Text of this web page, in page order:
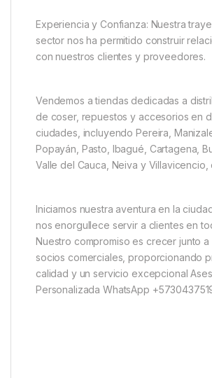
Experiencia y Confianza: Nuestra
sector nos ha permitido construir
con nuestros clientes y proveedores.
Vendemos a tiendas dedicadas a
de coser, repuestos y accesorios en
ciudades, incluyendo Pereira,
Popayán, Pasto, Ibagué, Cartagena,
Valle del Cauca, Neiva y Villavicencio,
Iniciamos nuestra aventura en la
nos enorgullece servir a clientes en
Nuestro compromiso es crecer junto a
socios comerciales, proporcionando
calidad y un servicio excepcional
Personalizada WhatsApp